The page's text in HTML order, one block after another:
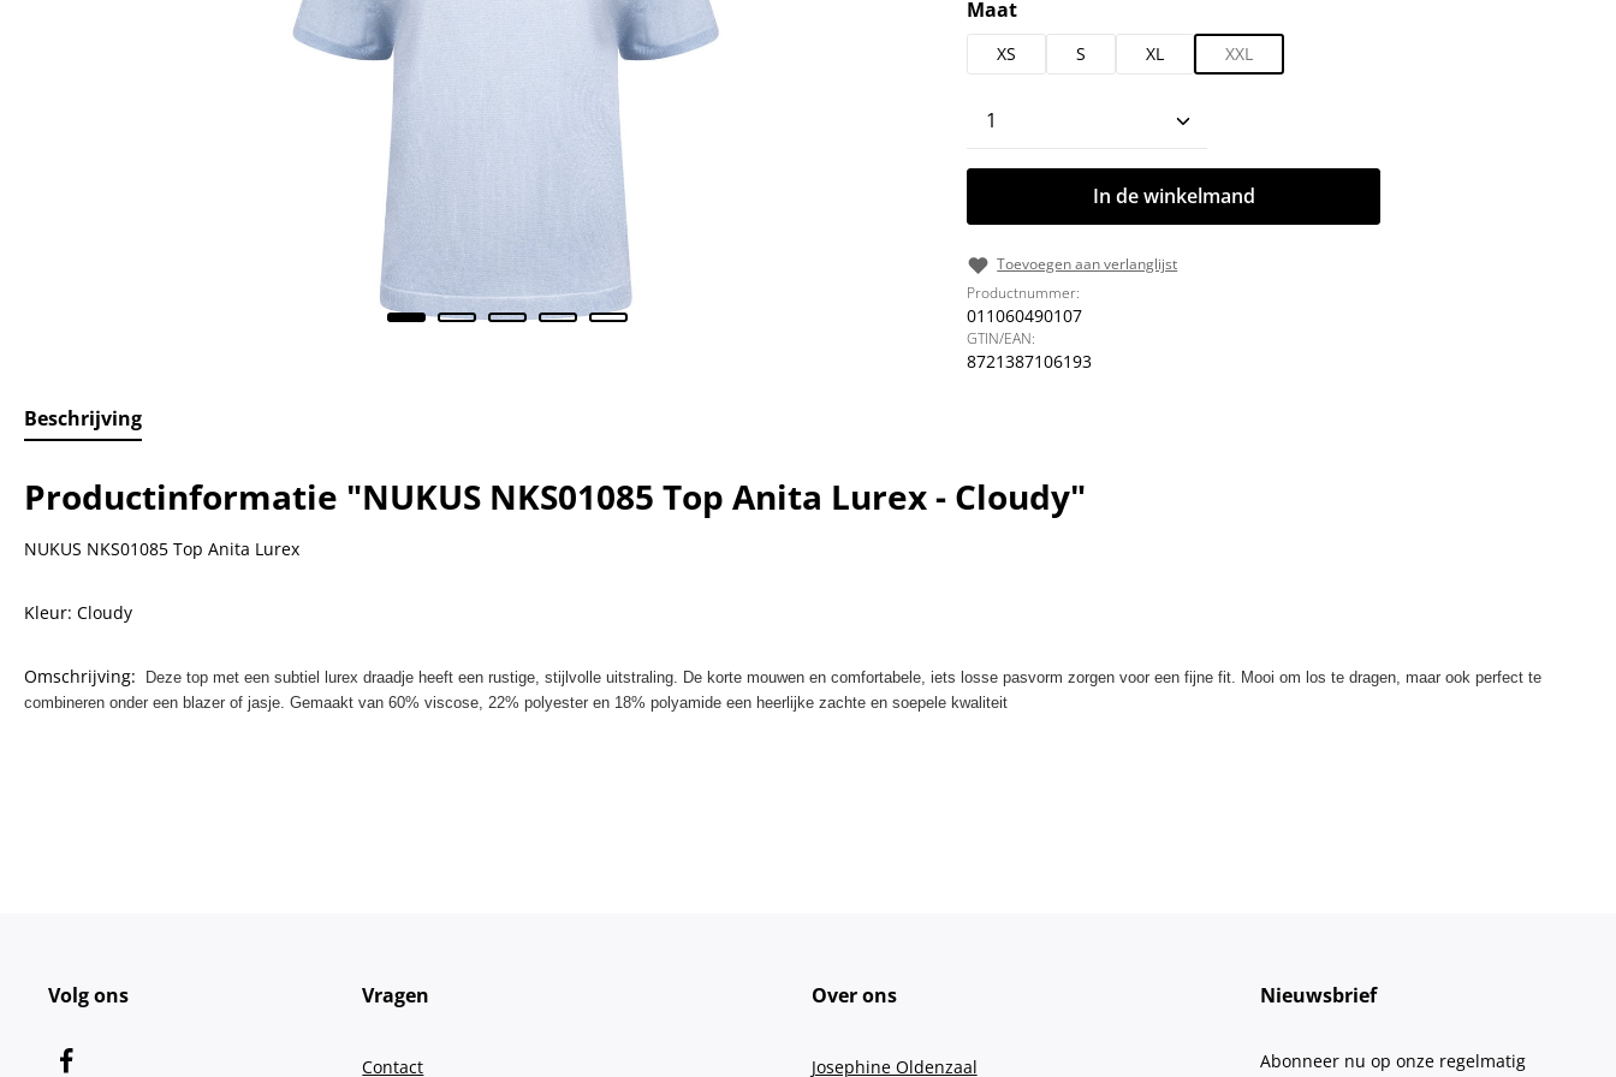
Selecteer
Maat
XS S XL XXL
Producthoeveelheid: Voer de gewenste
In de winkelmand
Toevoegen aan verlanglijst
Productnummer:
011060490107
GTIN/EAN:
8721387106193
Beschrijving
Productinformatie "NUKUS NKS01085 Top Anita Lurex - Cloudy"
NUKUS NKS01085 Top Anita Lurex
Kleur: Cloudy
Omschrijving:
Deze top met een subtiel lurex draadje heeft een rustige, stijlvolle uitstraling. De korte mouwen en comfortabele, iets losse pasvorm zorgen voor een fijne fit. Mooi om los te dragen, maar ook perfect te
combineren onder een blazer of jasje. Gemaakt van 60% viscose, 22% polyester en 18% polyamide een heerlijke zachte en soepele kwaliteit
Volg ons Vragen
Contact
Over ons
Josephine Oldenzaal
Nieuwsbrief
Abonneer nu op onze regelmatig